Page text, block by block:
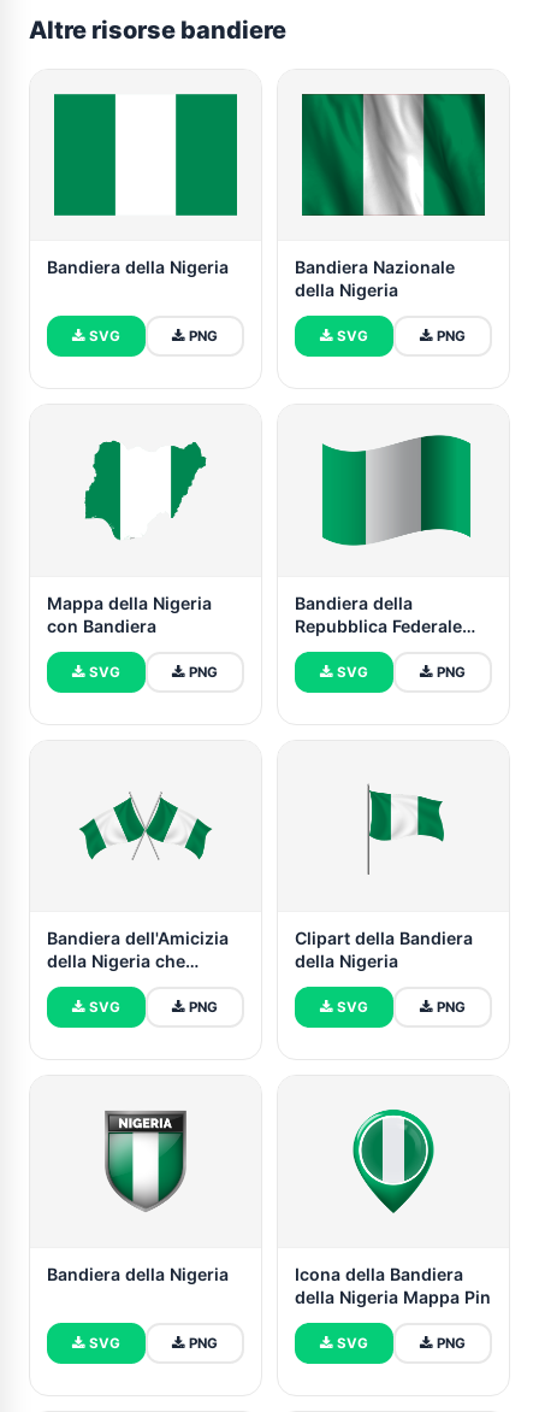
Altre risorse bandiere
Bandiera della Nigeria
SVG PNG
Bandiera Nazionale
della Nigeria
SVG PNG
Mappa della Nigeria
con Bandiera
SVG PNG
Bandiera della
Repubblica Federale
della Nigeria
SVG PNG
Bandiera dell'Amicizia
della Nigeria che
Sventola
SVG PNG
Clipart della Bandiera
della Nigeria
SVG PNG
Bandiera della Nigeria
SVG PNG
Icona della Bandiera
della Nigeria Mappa Pin
SVG PNG